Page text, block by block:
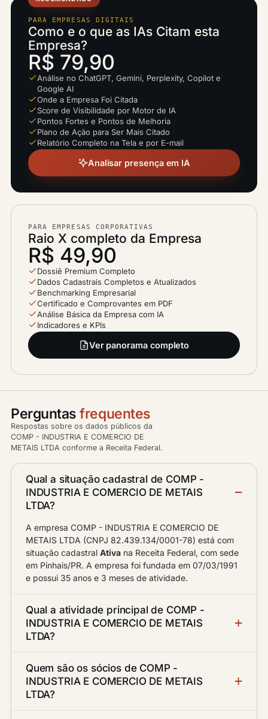
PARA EMPRESAS DIGITAIS
Como e o que as IAs Citam esta
Empresa?
R$ 79,90
Análise no ChatGPT, Gemini, Perplexity, Copilot e
Google AI
Onde a Empresa Foi Citada
Score de Visibilidade por Motor de IA
Pontos Fortes e Pontos de Melhoria
Plano de Ação para Ser Mais Citado
Relatório Completo na Tela e por E-mail
Analisar presença em IA
PARA EMPRESAS CORPORATIVAS
Raio X completo da Empresa
R$ 49,90
Dossiê Premium Completo
Dados Cadastrais Completos e Atualizados
Benchmarking Empresarial
Certificado e Comprovantes em PDF
Análise Básica da Empresa com IA
Indicadores e KPIs
Ver panorama completo
Perguntasfrequentes
Respostas sobre os dados públicos da
COMP - INDUSTRIA E COMERCIO DE
METAIS LTDA conforme a Receita Federal.
Qual a situação cadastral de COMP -
INDUSTRIA E COMERCIO DE METAIS
LTDA?
A empresa COMP - INDUSTRIA E COMERCIO DE
METAIS LTDA (CNPJ 82.439.134/0001-78) está com
situação cadastral Ativa na Receita Federal, com sede
em Pinhais/PR. A empresa foi fundada em 07/03/1991
e possui 35 anos e 3 meses de atividade.
Qual a atividade principal de COMP -
INDUSTRIA E COMERCIO DE METAIS
LTDA?
Quem são os sócios de COMP -
INDUSTRIA E COMERCIO DE METAIS
LTDA?